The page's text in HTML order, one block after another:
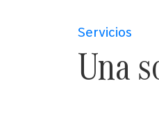
Servicios
Una